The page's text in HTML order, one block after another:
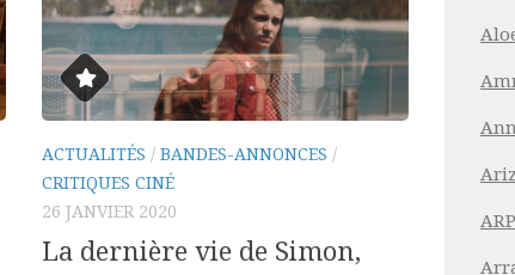
ACTUALITÉS / BANDES-ANNONCES /
CRITIQUES CINÉ
26 JANVIER 2020
La dernière vie de Simon,